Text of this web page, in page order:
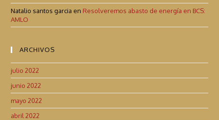
Natalio santos garcia en Resolveremos abasto de energía en BCS:
AMLO
ARCHIVOS
julio 2022
junio 2022
mayo 2022
abril 2022